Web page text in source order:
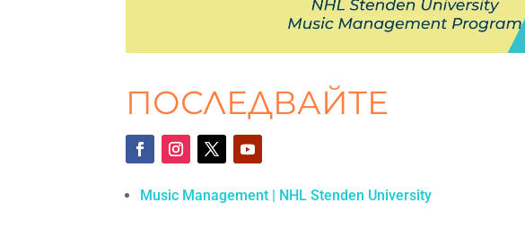
ПОСЛЕДВАЙТЕ
Music Management | NHL Stenden University